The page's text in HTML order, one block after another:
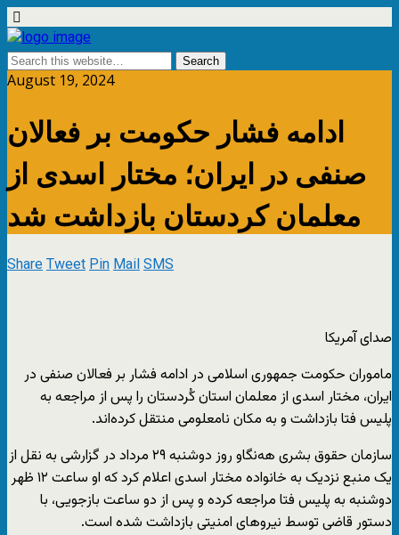
August 19, 2024
ادامه فشار حکومت بر فعالان
صنفی در ایران؛ مختار اسدی از
معلمان کردستان بازداشت شد
ShareTweetPinMailSMS
صدای آمریکا
ماموران حکومت جمهوری اسلامی در ادامه فشار بر فعالان صنفی در
ایران، مختار اسدی از معلمان استان کُردستان را پس از مراجعە بە
پلیس فتا بازداشت و بە مکان نامعلومی منتقل کرده‌اند.
سازمان حقوق بشری هەنگاو روز دوشنبە ٢٩ مرداد در گزارشی به نقل از
یک منبع نزدیک بە خانوادە مختار اسدی اعلام کرد که او ساعت ١٢ ظهر
دوشنبه بە پلیس فتا مراجعە کرده و پس از دو ساعت بازجویی، با
دستور قاضی توسط نیروهای امنیتی بازداشت شدە است.